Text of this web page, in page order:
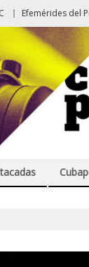
Efemérides del